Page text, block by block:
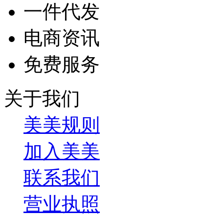
一件代发
电商资讯
免费服务
关于我们
美美规则
加入美美
联系我们
营业执照